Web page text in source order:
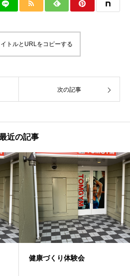
トルとURLをコピーする
次の記事
近の記事
健康づくり体験会